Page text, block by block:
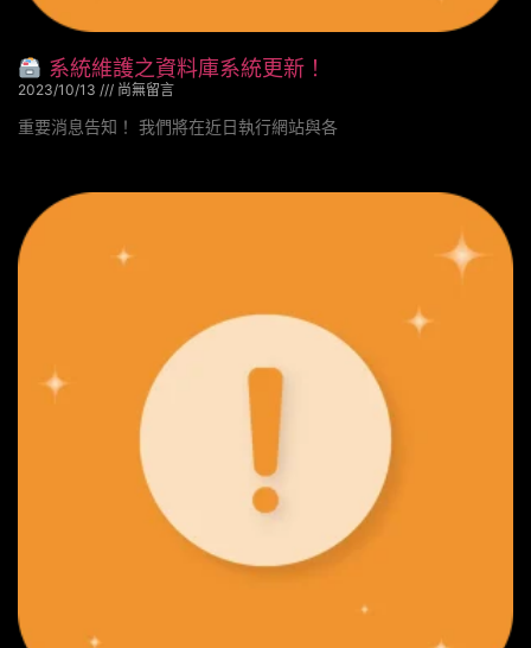
系統維護之資料庫系統更新！
2023/10/13 尚無留言
重要消息告知！ 我們將在近日執行網站與各